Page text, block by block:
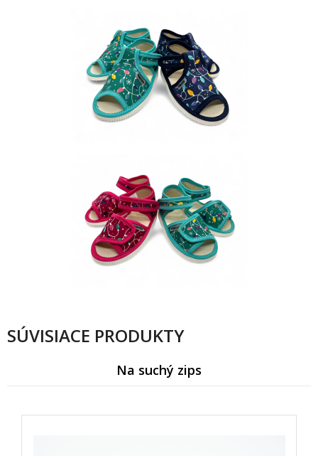
SÚVISIACE PRODUKTY
Na suchý zips